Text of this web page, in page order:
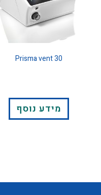
Prisma vent 30
מידע נוסף